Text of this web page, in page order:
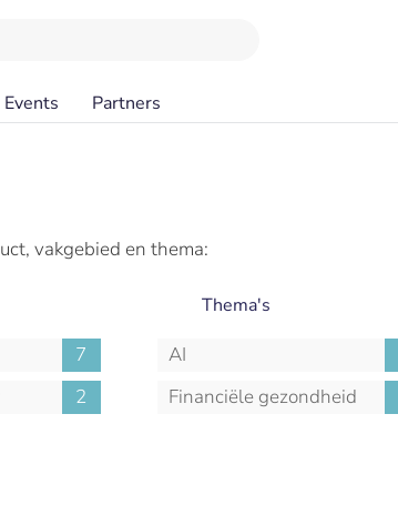
Events Partners
vakgebied en thema:
7
2
Thema's
AI
Financiële gezondheid